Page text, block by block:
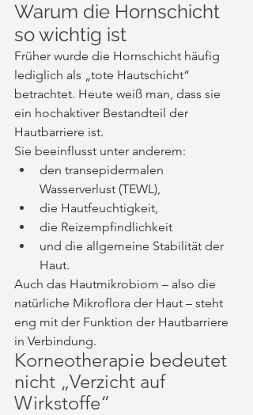
Warum die Hornschicht
so wichtig ist
Früher wurde die Hornschicht häufig
lediglich als „tote Hautschicht“
betrachtet. Heute weiß man, dass sie
ein hochaktiver Bestandteil der
Hautbarriere ist.
Sie beeinflusst unter anderem:
den transepidermalen
Wasserverlust (TEWL),
die Hautfeuchtigkeit,
die Reizempfindlichkeit
und die allgemeine Stabilität der
Haut.
Auch das Hautmikrobiom – also die
natürliche Mikroflora der Haut – steht
eng mit der Funktion der Hautbarriere
in Verbindung.
Korneotherapie bedeutet
nicht „Verzicht auf
Wirkstoffe“